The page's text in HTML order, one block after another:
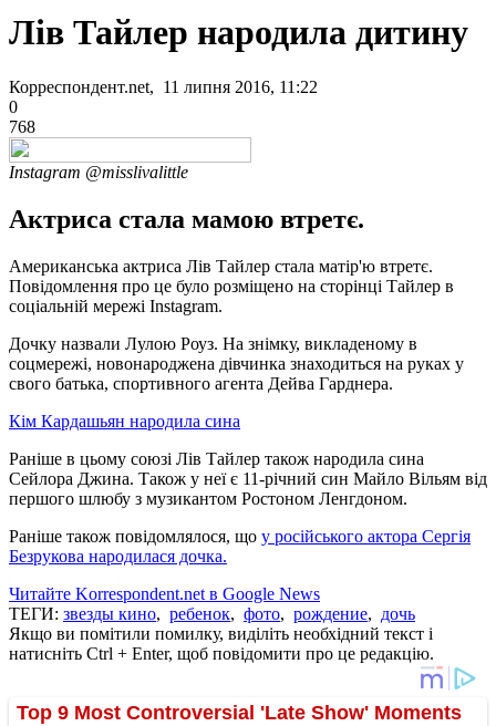
Лів Тайлер народила дитину
Корреспондент.net, 11 липня 2016, 11:22
0
768
Instagram @misslivalittle
Актриса стала мамою втретє.
Американська актриса Лів Тайлер стала матір'ю втретє.
Повідомлення про це було розміщено на сторінці Тайлер в
соціальній мережі Instagram.
Дочку назвали Лулою Роуз. На знімку, викладеному в
соцмережі, новонароджена дівчинка знаходиться на руках у
свого батька, спортивного агента Дейва Гарднера.
Кім Кардашьян народила сина
Раніше в цьому союзі Лів Тайлер також народила сина
Сейлора Джина. Також у неї є 11-річний син Майло Вільям від
першого шлюбу з музикантом Ростоном Ленгдоном.
Раніше також повідомлялося, що у російського актора Сергія
Безрукова народилася дочка.
Читайте Korrespondent.net в Google News
ТЕГИ: звезды кино, ребенок, фото, рождение, дочь
Якщо ви помітили помилку, виділіть необхідний текст і
натисніть Ctrl + Enter, щоб повідомити про це редакцію.